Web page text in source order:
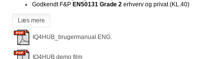
Godkendt F&P EN50131 Grade 2 erhverv og privat (KL.40)
Læs mere
IQ4HUB_brugermanual ENG.
IQ4HUB demo film